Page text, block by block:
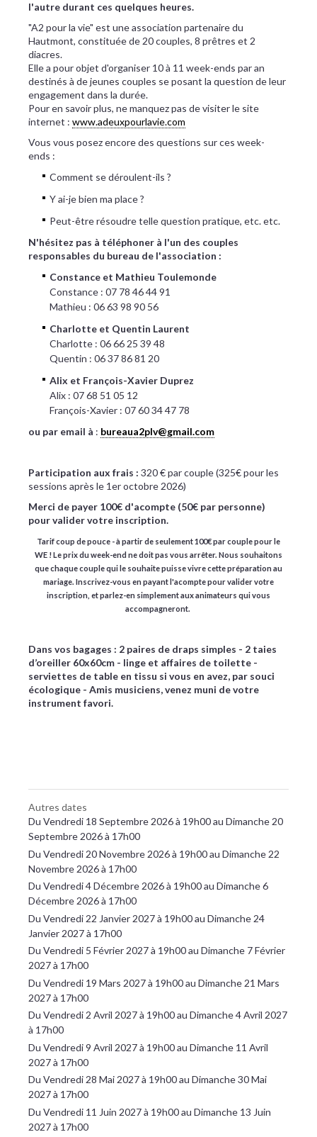
l'autre durant ces quelques heures.
"A2 pour la vie" est une association partenaire du
Hautmont, constituée de 20 couples, 8 prêtres et 2
diacres.
Elle a pour objet d'organiser 10 à 11 week-ends par an
destinés à de jeunes couples se posant la question de leur
engagement dans la durée.
Pour en savoir plus, ne manquez pas de visiter le site
internet : www.adeuxpourlavie.com
Vous vous posez encore des questions sur ces week-
ends :
Comment se déroulent-ils ?
Y ai-je bien ma place ?
Peut-être résoudre telle question pratique, etc. etc.
N'hésitez pas à téléphoner à l'un des couples
responsables du bureau de l'association :
Constance et Mathieu Toulemonde
Constance : 07 78 46 44 91
Mathieu : 06 63 98 90 56
Charlotte et Quentin Laurent
Charlotte : 06 66 25 39 48
‪Quentin : 06 37 86 81 20
Alix et François-Xavier Duprez
Alix : 07 68 51 05 12
François-Xavier : 07 60 34 47 78
ou par email à : bureaua2plv@gmail.com
Participation aux frais : 320 € par couple (325€ pour les
sessions après le 1er octobre 2026)
Merci de payer 100€ d'acompte (50€ par personne)
pour valider votre inscription.
Tarif coup de pouce - à partir de seulement 100€ par couple pour le
WE !Le prix du week-end ne doit pas vous arrêter. Nous souhaitons
que chaque couple qui le souhaite puisse vivre cette préparation au
mariage. Inscrivez-vous en payant l'acompte pour valider votre
inscription, et parlez-en simplement aux animateurs qui vous
accompagneront.
Dans vos bagages : 2 paires de draps simples - 2 taies
d’oreiller 60x60cm - linge et affaires de toilette -
serviettes de table en tissu si vous en avez, par souci
écologique - Amis musiciens, venez muni de votre
instrument favori.
Autres dates
Du Vendredi 18 Septembre 2026 à 19h00 au Dimanche 20
Septembre 2026 à 17h00
Du Vendredi 20 Novembre 2026 à 19h00 au Dimanche 22
Novembre 2026 à 17h00
Du Vendredi 4 Décembre 2026 à 19h00 au Dimanche 6
Décembre 2026 à 17h00
Du Vendredi 22 Janvier 2027 à 19h00 au Dimanche 24
Janvier 2027 à 17h00
Du Vendredi 5 Février 2027 à 19h00 au Dimanche 7 Février
2027 à 17h00
Du Vendredi 19 Mars 2027 à 19h00 au Dimanche 21 Mars
2027 à 17h00
Du Vendredi 2 Avril 2027 à 19h00 au Dimanche 4 Avril 2027
à 17h00
Du Vendredi 9 Avril 2027 à 19h00 au Dimanche 11 Avril
2027 à 17h00
Du Vendredi 28 Mai 2027 à 19h00 au Dimanche 30 Mai
2027 à 17h00
Du Vendredi 11 Juin 2027 à 19h00 au Dimanche 13 Juin
2027 à 17h00